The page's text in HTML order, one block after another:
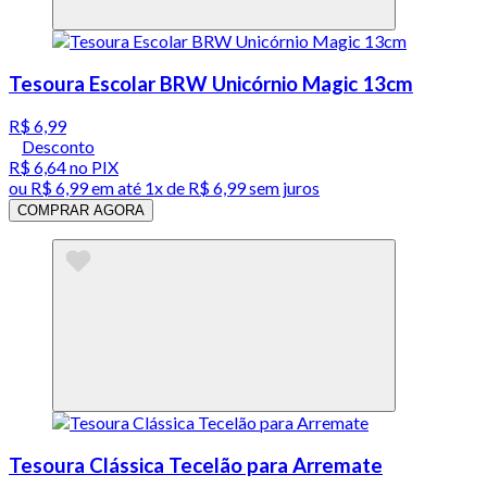
Tesoura Escolar BRW Unicórnio Magic 13cm
R$ 6,99
Desconto
R$ 6,64no PIX
ou R$ 6,99em até 1x de R$ 6,99sem juros
COMPRAR AGORA
Tesoura Clássica Tecelão para Arremate